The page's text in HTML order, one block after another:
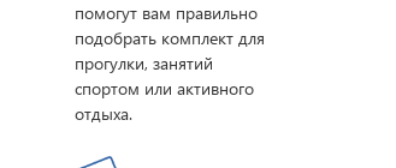
помогут вам правильно
подобрать комплект для
прогулки, занятий
спортом или активного
отдыха.